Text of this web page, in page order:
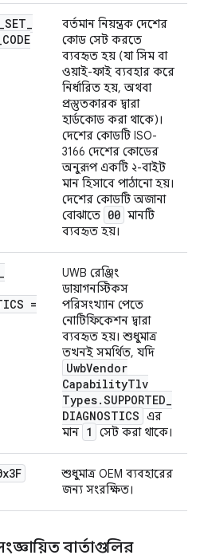
_SET_
CODE
বর্তমান নিয়ন্ত্রক দেশের
কোড সেট করতে
ব্যবহৃত হয় (যা সিম বা
ওয়াই-ফাই ব্যবহার করে
নির্ধারিত হয়, অথবা
প্রস্তুতকারক দ্বারা
হার্ডকোড করা থাকে)।
দেশের কোডটি ISO-
3166 দেশের কোডের
অনুরূপ একটি ২-বাইট
মান হিসাবে পাঠানো হয়।
দেশের কোডটি অজানা
বোঝাতে 00 মানটি
ব্যবহৃত হয়।
_
=
UWB রেঞ্জিং
ডায়াগনস্টিকস
পরিসংখ্যান পেতে
নোটিফিকেশন দ্বারা
ব্যবহৃত হয়। শুধুমাত্র
তখনই সমর্থিত, যদি
UwbVendor
CapabilityTlv
Types.SUPPORTED_
DIAGNOSTICS এর
মান 1 সেট করা থাকে।
শুধুমাত্র OEM ব্যবহারের
জন্য সংরক্ষিত।
বার্তাগুলির